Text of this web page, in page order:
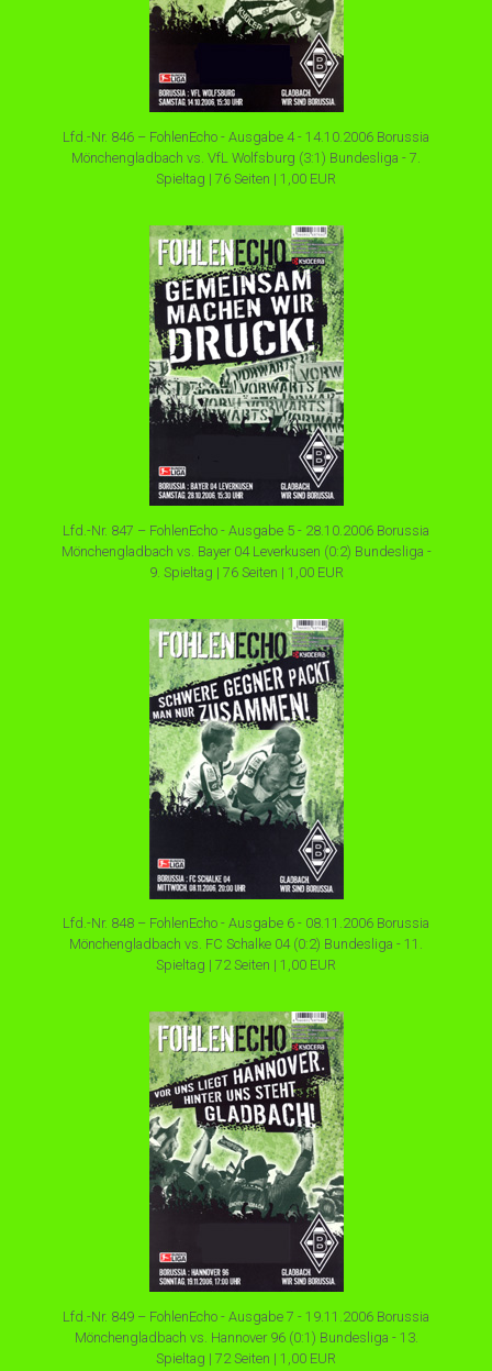
Lfd.-Nr. 846 – FohlenEcho - Ausgabe 4 - 14.10.2006 Borussia
Mönchengladbach vs. VfL Wolfsburg (3:1) Bundesliga - 7.
Spieltag | 76 Seiten | 1,00 EUR
Lfd.-Nr. 847 – FohlenEcho - Ausgabe 5 - 28.10.2006 Borussia
Mönchengladbach vs. Bayer 04 Leverkusen (0:2) Bundesliga -
9. Spieltag | 76 Seiten | 1,00 EUR
Lfd.-Nr. 848 – FohlenEcho - Ausgabe 6 - 08.11.2006 Borussia
Mönchengladbach vs. FC Schalke 04 (0:2) Bundesliga - 11.
Spieltag | 72 Seiten | 1,00 EUR
Lfd.-Nr. 849 – FohlenEcho - Ausgabe 7 - 19.11.2006 Borussia
Mönchengladbach vs. Hannover 96 (0:1) Bundesliga - 13.
Spieltag | 72 Seiten | 1,00 EUR